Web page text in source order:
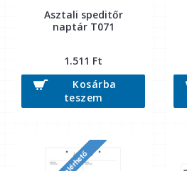
Asztali speditőr
naptár T071
1.511 Ft
Kosárba
teszem